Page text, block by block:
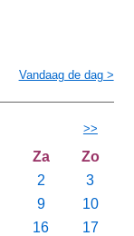
Vandaag de dag >
>>
Za
Zo
2
3
9
10
16
17